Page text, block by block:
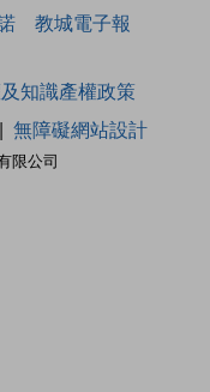
教城電子報
限公司
知識產權政策
無障礙網站設計